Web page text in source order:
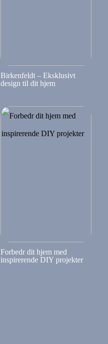
Birkenfeldt – Eksklusivt
design til dit hjem
Forbedr dit hjem med
inspirerende DIY projekter